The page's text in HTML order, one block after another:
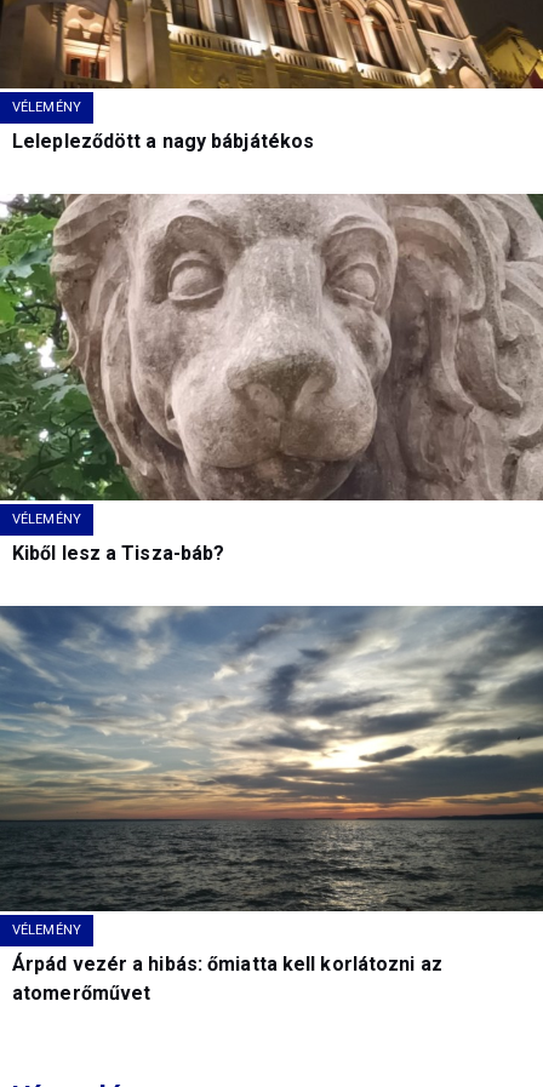
VÉLEMÉNY
Lelepleződött a nagy bábjátékos
VÉLEMÉNY
Kiből lesz a Tisza-báb?
VÉLEMÉNY
Árpád vezér a hibás: őmiatta kell korlátozni az
atomerőművet